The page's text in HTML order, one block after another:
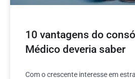
10 vantagens do
Médico deveria saber
Com o crescente interesse em